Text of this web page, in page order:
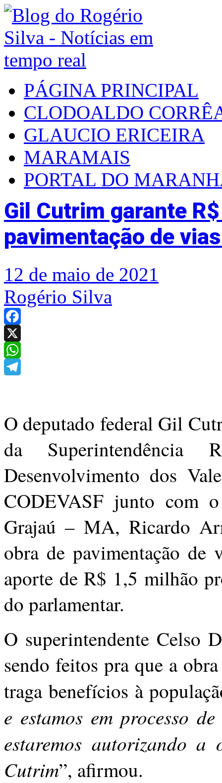
PÁGINA PRINCIPAL
CLODOALDO
GLAUCIO ERICEIRA
MARAMAIS
PORTAL DO
Gil Cutrim garante
pavimentação de
12 de maio de 2021
Rogério Silva
Facebook
X
WhatsApp
O deputado federal Gil
da Superintendência
Desenvolvimento dos
CODEVASF junto com
Grajaú – MA, Ricardo
obra de pavimentação de
aporte de R$ 1,5 milhão
do parlamentar.
O superintendente Celso
sendo feitos pra que a
traga benefícios à
e estamos em processo
estaremos autorizando
Cutrim”, afirmou.